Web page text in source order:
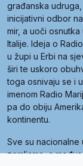
građanska
inicijativni odbor
mir, a uoči
Italije. Ideja o
u župi u Erbi na
širi te uskoro
toga osnivaju se i
imenom Radio
pa do obiju
kontinentu.
Sve su nacionalne
zemljama, a